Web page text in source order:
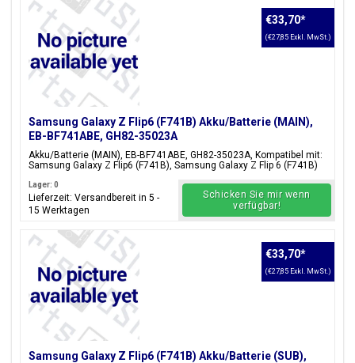
Samsung Galaxy Z Flip6 (F741B) Akku/Batterie (MAIN),
EB-BF741ABE, GH82-35023A
Akku/Batterie (MAIN), EB-BF741ABE, GH82-35023A, Kompatibel mit:
Samsung Galaxy Z Flip6 (F741B), Samsung Galaxy Z Flip 6 (F741B)
€33,70*
(€27,85 Exkl. MwSt.)
Lager: 0
Lieferzeit: Versandbereit in 5 -
15 Werktagen
Schicken Sie mir wenn
verfügbar!
Samsung Galaxy Z Flip6 (F741B) Akku/Batterie (SUB),
€33,70*
(€27,85 Exkl. MwSt.)